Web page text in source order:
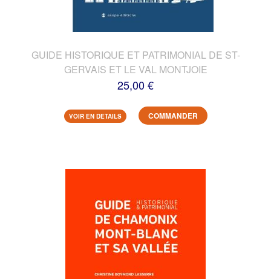
GUIDE HISTORIQUE ET PATRIMONIAL DE ST-
GERVAIS ET LE VAL MONTJOIE
25,00 €
VOIR EN DETAILS COMMANDER